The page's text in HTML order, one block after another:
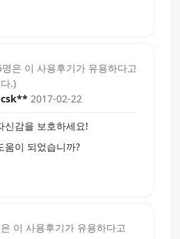
洗うだけでOK！
キレイで清潔に保ちた
応えるアイテムです。
한 물에 이 클리너 몇 방울로
은 이 사용후기가 유용하다고
.)
csk** 2017-02-22
신감을 보호하세요!
움이 되었습니까?
이 사용후기가 유용하다고